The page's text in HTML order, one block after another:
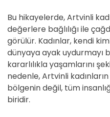
Bu hikayelerde, Artvinli
değerlere bağlılığı ile
görülür. Kadınlar, kendi
dünyaya ayak uydurmayı
kararlılıkla yaşamlarını
nedenle, Artvinli
bölgenin değil, tüm
biridir.